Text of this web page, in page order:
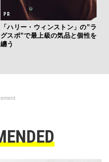
「ハリー・ウィンストン」の”ラ
グスポ”で最上級の気品と個性を
纏う